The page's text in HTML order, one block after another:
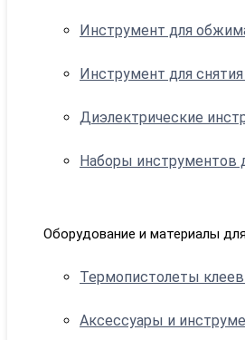
Инструмент для
Инструмент для
Диэлектрические
Наборы инструментов
Оборудование и материалы
Термопистолеты
Аксессуары и